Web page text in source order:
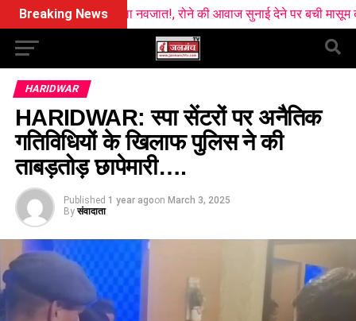
Breaking News
मिला नवजात!, रोने की आवाज सुनाई देने पर बची मासूम की जान
HARIDWAR
HARIDWAR: स्पा सेंटरों पर अनैतिक
गतिविधियों के खिलाफ पुलिस ने की
ताबड़तोड़ छापेमारी….
Published 1 year agoon March 3, 2025
By संवादाता